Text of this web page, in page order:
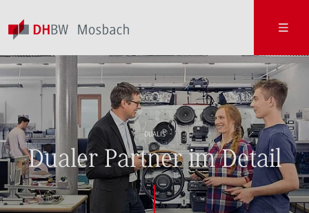
DUALIS
Dualer Partner im Detail